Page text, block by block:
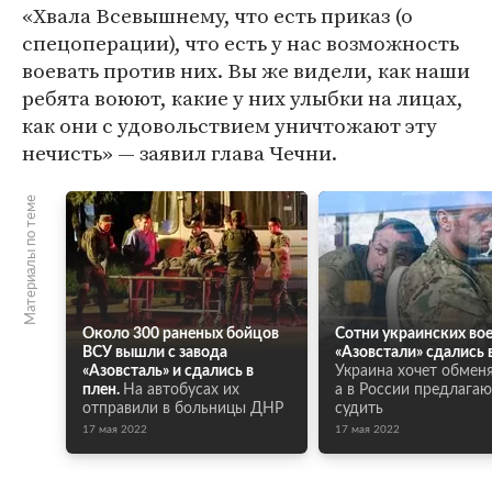
«Хвала Всевышнему, что есть приказ (о
спецоперации), что есть у нас возможность
воевать против них. Вы же видели, как наши
ребята воюют, какие у них улыбки на лицах,
как они с удовольствием уничтожают эту
нечисть» — заявил глава Чечни.
Материалы по теме
Около 300 раненых бойцов
ВСУ вышли с завода
«Азовсталь» и сдались в
плен. На автобусах их
отправили в больницы ДНР
17 мая 2022
Сотни украинских
«Азовстали» сдались
Украина хочет
а в России
судить
17 мая 2022